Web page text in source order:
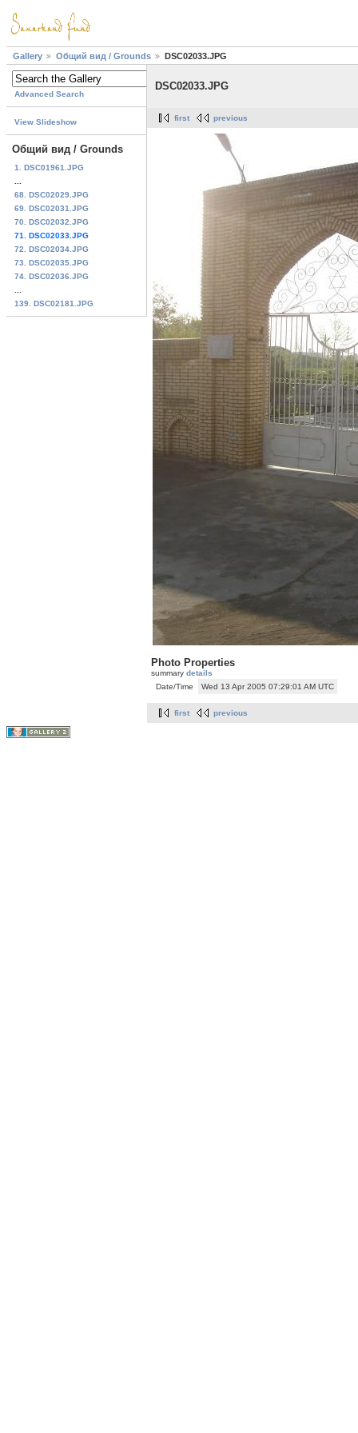
Gallery Общий вид / Grounds DSC02033.JPG
Advanced Search
View Slideshow
Общий вид / Grounds
1. DSC01961.JPG
68. DSC02029.JPG
69. DSC02031.JPG
70. DSC02032.JPG
71. DSC02033.JPG
72. DSC02034.JPG
73. DSC02035.JPG
74. DSC02036.JPG
139. DSC02181.JPG
DSC02033.JPG
first previous
Photo Properties
summary details
Date/Time
Wed 13 Apr 2005 07:29:01 AM UTC
first previous